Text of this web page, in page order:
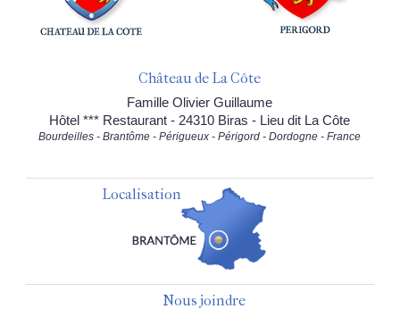
Château de La Côte
Famille Olivier Guillaume
Hôtel *** Restaurant - 24310 Biras - Lieu dit La Côte
Bourdeilles - Brantôme - Périgueux - Périgord - Dordogne - France
Localisation
Nous joindre